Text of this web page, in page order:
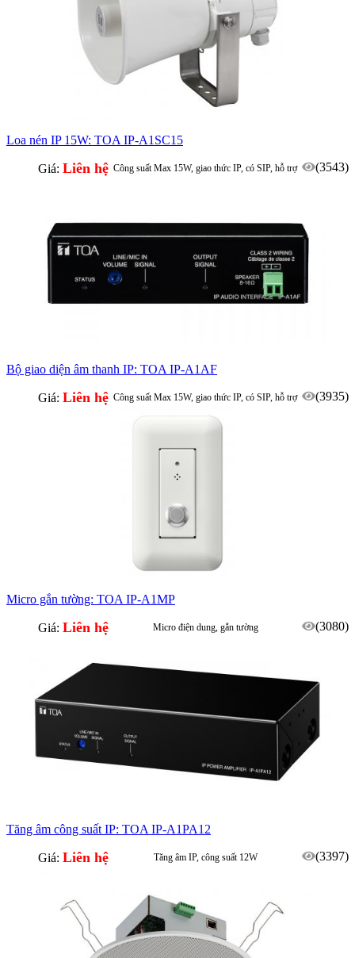
Loa nén IP 15W: TOA IP-A1SC15
Giá: Liên hệ (3543)
Công suất Max 15W, giao thức IP, có SIP, hỗ trợ
Bộ giao diện âm thanh IP: TOA IP-A1AF
Giá: Liên hệ (3935)
Công suất Max 15W, giao thức IP, có SIP, hỗ trợ
Micro gắn tường: TOA IP-A1MP
Giá: Liên hệ (3080)
Micro điện dung, gắn tường
Tăng âm công suất IP: TOA IP-A1PA12
Giá: Liên hệ (3397)
Tăng âm IP, công suất 12W